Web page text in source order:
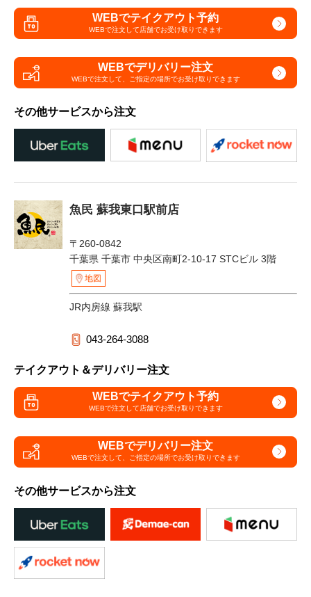
WEBでテイクアウト予約
WEBで注文して店舗でお受け取りできます
WEBでデリバリー注文
WEBで注文して、 ご指定の場所でお受け取りできます
その他サービスから注文
魚民 蘇我東口駅前店
〒260-0842
千葉県 千葉市 中央区南町2-10-17 STCビル 3階
地図
JR内房線 蘇我駅
043-264-3088
テイクアウト＆デリバリー注文
WEBでテイクアウト予約
WEBで注文して店舗でお受け取りできます
WEBでデリバリー注文
WEBで注文して、 ご指定の場所でお受け取りできます
その他サービスから注文